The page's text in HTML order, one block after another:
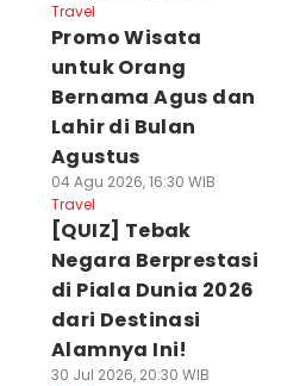
Travel
Promo Wisata
untuk Orang
Bernama Agus dan
Lahir di Bulan
Agustus
04 Agu 2026, 16:30 WIB
Travel
[QUIZ] Tebak
Negara Berprestasi
di Piala Dunia 2026
dari Destinasi
Alamnya Ini!
30 Jul 2026, 20:30 WIB